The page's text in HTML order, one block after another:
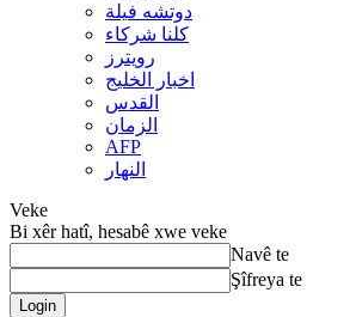
دوتشه فیلة
کلنا شرکاء
رويترز
اخبار الخلیج
القدس
الزمان
AFP
النهار
Veke
Bi xêr hatî, hesabê xwe veke
Navê te
Şîfreya te